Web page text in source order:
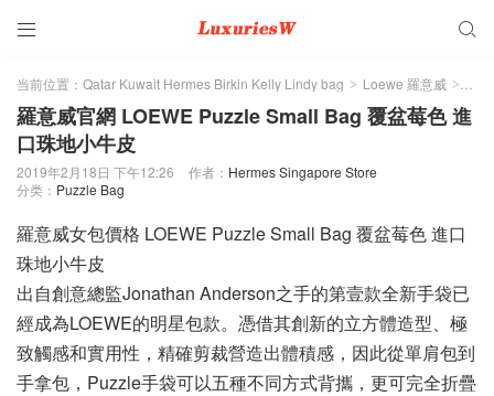
 
当前位置： Qatar Kuwait Hermes Birkin Kelly Lindy bag > Loewe 羅意威 >
羅意威官網 LOEWE Puzzle Small Bag 覆盆莓色 進
口珠地小牛皮
2019年2月18日 下午12:26 作者： Hermes Singapore Store
分类： Puzzle Bag
羅意威女包價格 LOEWE Puzzle Small Bag 覆盆莓色 進口
珠地小牛皮
出自創意總監Jonathan Anderson之手的第壹款全新手袋已
經成為LOEWE的明星包款。憑借其創新的立方體造型、極
致觸感和實用性，精確剪裁營造出體積感，因此從單肩包到
手拿包，Puzzle手袋可以五種不同方式背攜，更可完全折疊